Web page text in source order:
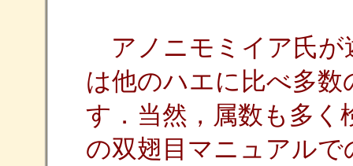
アノニモミイア氏が
は他のハエに比べ多
す．当然，属数も多く
の双翅目マニュアルで